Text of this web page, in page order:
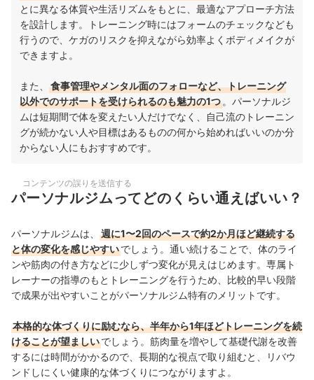
とに異なる体質や生活リズムをもとに、最適なアプローチ方法
を設計します。トレーニング時にはフォームのチェックなども
行うので、ケガのリスクを抑えながら効率よくボディメイクが
できますよ。
また、
食事管理やメンタル面のフォローなど、トレーニング
以外でのサポートを受けられるのも魅力の1つ 。パーソナルジ
ムは短期間で体を変えたい人だけでなく、自己流のトレーニン
グが続かない人や目標はあるものの何から始めればいいのか分
からない人にもおすすめです。
コンテンツの誤りを送信する
パーソナルジムってどのくらい通えばいい？
パーソナルジムは、
週に1〜2回のペースで約2か月ほど継続する
と体の変化を感じやすいでしょう。通い続けることで、体のライ
ンや筋肉の付き方などに少しずつ変化が見えはじめます。専属ト
レーナーの指導のもとトレーニングを行うため、比較的早い段階
で成果が出やすいことがパーソナルジム特有のメリットです。
本格的な体づくりに励むなら、半年から1年ほどトレーニングを続
けることが望ましいでしょう。筋肉量を増やして基礎代謝を改善
するには時間がかかるので、長期的な視点で取り組むと、リバウ
ンドしにくい健康的な体づくりにつながりますよ。